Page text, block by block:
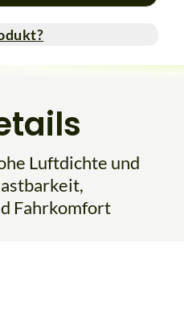
Luftdichte und
Fahrkomfort